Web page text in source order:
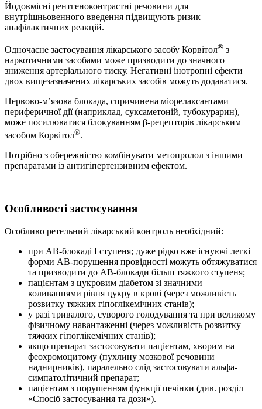
Йодовмісні рентгеноконтрастні речовини для
внутрішньовенного введення підвищують ризик
анафілактичних реакцій.
Одночасне застосування лікарського засобу Корвітол® з
наркотичними засобами може призводити до значного
зниження артеріального тиску. Негативні інотропні ефекти
двох вищезазначених лікарських засобів можуть додаватися.
Нервово-м’язова блокада, спричинена міорелаксантами
периферичної дії (наприклад, суксаметоній, тубокурарин),
може посилюватися блокуванням β-рецепторів лікарським
засобом Корвітол®.
Потрібно з обережністю комбінувати метопролол з іншими
препаратами із антигіпертензивним ефектом.
Особливості застосування
Особливо ретельний лікарський контроль необхідний:
при AВ-блокаді І ступеня; дуже рідко вже існуючі легкі
форми AВ-порушення провідності можуть обтяжуватися
та призводити до AВ-блокади більш тяжкого ступеня;
пацієнтам з цукровим діабетом зі значними
коливаннями рівня цукру в крові (через можливість
розвитку тяжких гіпоглікемічних станів);
у разі тривалого, суворого голодування та при великому
фізичному навантаженні (через можливість розвитку
тяжких гіпоглікемічних станів);
якщо препарат застосовувати пацієнтам, хворим на
феохромоцитому (пухлину мозкової речовини
наднирників), паралельно слід застосовувати альфа-
симпатолітичний препарат;
пацієнтам з порушенням функції печінки (див. розділ
«Спосіб застосування та дози»).